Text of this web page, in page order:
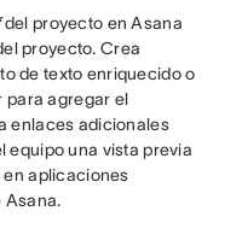
del proyecto en Asana
proyecto. Crea
de texto enriquecido o
para agregar el
enlaces adicionales
equipo una vista previa
en aplicaciones
Asana.